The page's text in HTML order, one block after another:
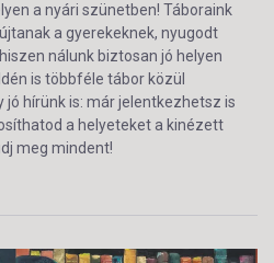
a nyári szünetben! Táboraink
a gyerekeknek, nyugodt
nálunk biztosan jó helyen
is többféle tábor közül
hírünk is: már jelentkezhetsz is
a helyeteket a kinézett
meg mindent!